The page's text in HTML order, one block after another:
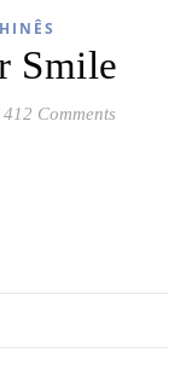
Smile
412 Comments